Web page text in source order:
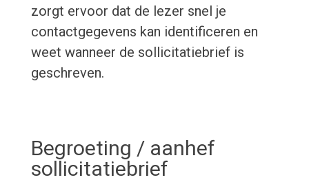
zorgt ervoor dat de lezer snel je
contactgegevens kan identificeren en
weet wanneer de sollicitatiebrief is
geschreven.
Begroeting / aanhef
sollicitatiebrief